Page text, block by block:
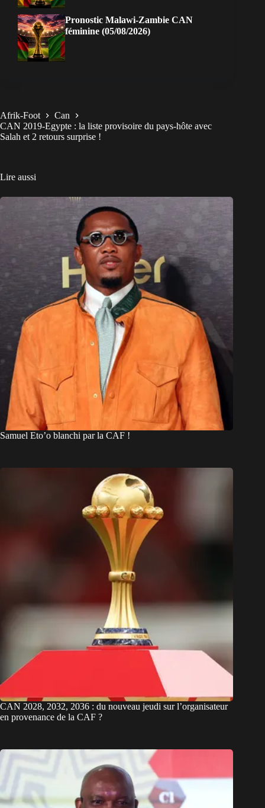
Pronostic Malawi-Zambie CAN
féminine (05/08/2026)
Afrik-Foot
Can
CAN 2019-Egypte : la liste provisoire du pays-hôte avec
Salah et 2 retours surprise !
Lire aussi
Samuel Eto’o blanchi par la CAF !
CAN 2028, 2032, 2036 : du nouveau jeudi sur l’organisateur
en provenance de la CAF ?